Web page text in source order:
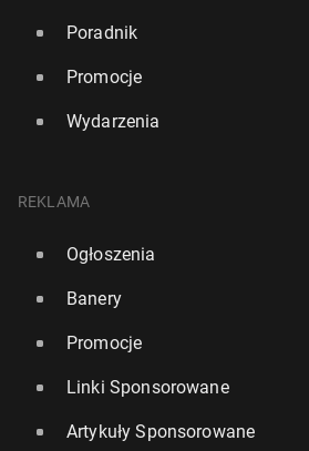
Poradnik
Promocje
Wydarzenia
REKLAMA
Ogłoszenia
Banery
Promocje
Linki Sponsorowane
Artykuły Sponsorowane